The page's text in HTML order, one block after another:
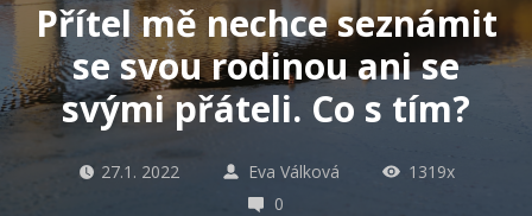
Přítel mě nechce seznámit
se svou rodinou ani se
svými přáteli. Co s tím?
27.1. 2022 Eva Válková
1319x
0